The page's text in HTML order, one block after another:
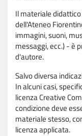
Il materiale
dell'Ateneo
immagini, suoni,
messaggi, ecc.) - è
d'autore.
Salvo diversa
In alcuni casi,
licenza Creative
condizione deve
materiale stesso,
licenza applicata.